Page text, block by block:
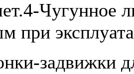
Чугунное
при
задвижки